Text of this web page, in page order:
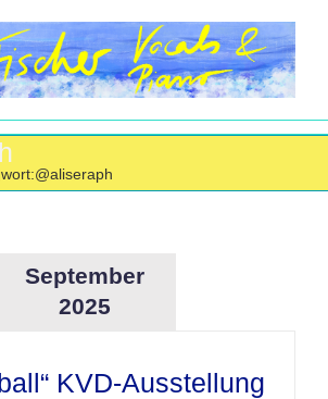
@aliseraph
September
2025
KVD-Ausstellung